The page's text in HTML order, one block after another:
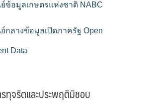
ข้อมูลเกษตรแห่งชาติ NABC
กลางข้อมูลเปิดภาครัฐ Open
Data
ทุจริตและประพฤติมิชอบ